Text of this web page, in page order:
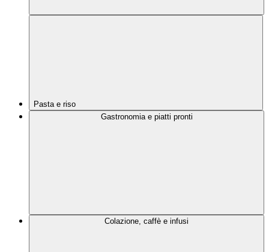
Pasta e riso
Gastronomia e piatti pronti
Colazione, caffè e infusi